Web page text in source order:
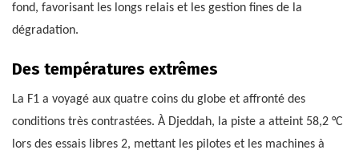
fond, favorisant les longs relais et les gestion fines de la
dégradation.
Des températures extrêmes
La F1 a voyagé aux quatre coins du globe et affronté des
conditions très contrastées. À Djeddah, la piste a atteint 58,2 °C
lors des essais libres 2, mettant les pilotes et les machines à